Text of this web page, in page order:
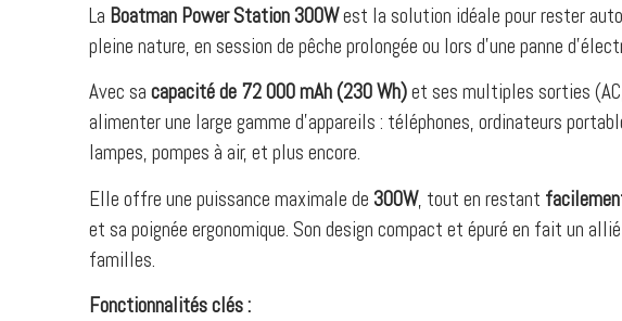
La Boatman Power Station 300West la solution idéale pour rester
pleine nature, en session de pêche prolongée ou lors d’une panne
Avec sa capacité de 72 000 mAh (230 Wh)et ses multiples sorties
alimenter une large gamme d’appareils : téléphones, ordinateurs
lampes, pompes à air, et plus encore.
Elle offre une puissance maximale de 300W, tout en restant
et sa poignée ergonomique. Son design compact et épuré en fait un
familles.
Fonctionnalités clés :